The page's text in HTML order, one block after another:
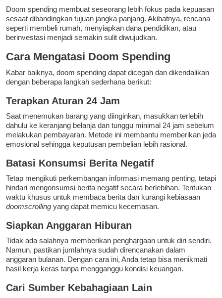
Doom spending membuat seseorang lebih fokus pada kepuasan
sesaat dibandingkan tujuan jangka panjang. Akibatnya, rencana
seperti membeli rumah, menyiapkan dana pendidikan, atau
berinvestasi menjadi semakin sulit diwujudkan.
Cara Mengatasi Doom Spending
Kabar baiknya, doom spending dapat dicegah dan dikendalikan
dengan beberapa langkah sederhana berikut:
Terapkan Aturan 24 Jam
Saat menemukan barang yang diinginkan, masukkan terlebih
dahulu ke keranjang belanja dan tunggu minimal 24 jam sebelum
melakukan pembayaran. Metode ini membantu memberikan jeda
emosional sehingga keputusan pembelian lebih rasional.
Batasi Konsumsi Berita Negatif
Tetap mengikuti perkembangan informasi memang penting, tetapi
hindari mengonsumsi berita negatif secara berlebihan. Tentukan
waktu khusus untuk membaca berita dan kurangi kebiasaan
doomscrolling yang dapat memicu kecemasan.
Siapkan Anggaran Hiburan
Tidak ada salahnya memberikan penghargaan untuk diri sendiri.
Namun, pastikan jumlahnya sudah direncanakan dalam
anggaran bulanan. Dengan cara ini, Anda tetap bisa menikmati
hasil kerja keras tanpa mengganggu kondisi keuangan.
Cari Sumber Kebahagiaan Lain